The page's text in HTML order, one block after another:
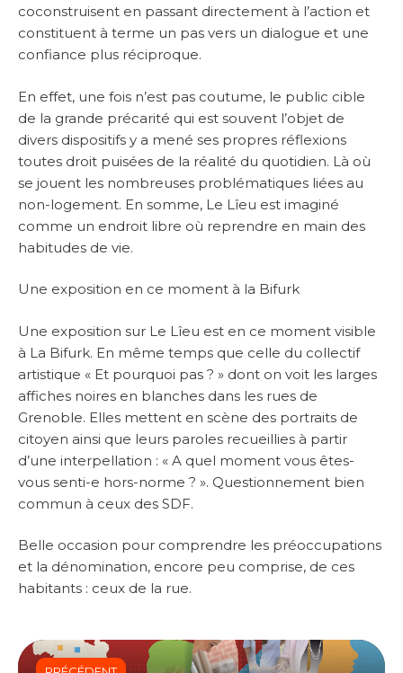
coconstruisent en passant directement à l’action et
constituent à terme un pas vers un dialogue et une
confiance plus réciproque.
En effet, une fois n’est pas coutume, le public cible
de la grande précarité qui est souvent l’objet de
divers dispositifs y a mené ses propres réflexions
toutes droit puisées de la réalité du quotidien. Là où
se jouent les nombreuses problématiques liées au
non-logement. En somme, Le Lîeu est imaginé
comme un endroit libre où reprendre en main des
habitudes de vie.
Une exposition en ce moment à la Bifurk
Une exposition sur Le Lîeu est en ce moment visible
à La Bifurk. En même temps que celle du collectif
artistique « Et pourquoi pas ? » dont on voit les larges
affiches noires en blanches dans les rues de
Grenoble. Elles mettent en scène des portraits de
citoyen ainsi que leurs paroles recueillies à partir
d’une interpellation : « A quel moment vous êtes-
vous senti-e hors-norme ? ». Questionnement bien
commun à ceux des SDF.
Belle occasion pour comprendre les préoccupations
et la dénomination, encore peu comprise, de ces
habitants : ceux de la rue.